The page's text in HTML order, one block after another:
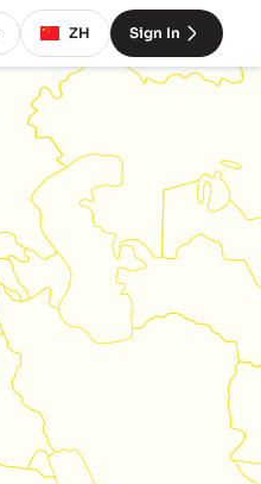
ZH Sign In